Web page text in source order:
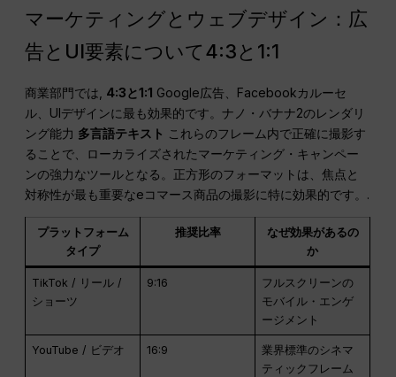
マーケティングとウェブデザイン：広
告とUI要素について4:3と1:1
商業部門では, 4:3と1:1 Google広告、Facebookカルーセ
ル、UIデザインに最も効果的です。ナノ・バナナ2のレンダリ
ング能力 多言語テキスト これらのフレーム内で正確に撮影す
ることで、ローカライズされたマーケティング・キャンペー
ンの強力なツールとなる。正方形のフォーマットは、焦点と
対称性が最も重要なeコマース商品の撮影に特に効果的です。.
プラットフォーム
タイプ
推奨比率
なぜ効果があるの
か
TikTok / リール /
ショーツ
9:16
フルスクリーンの
モバイル・エンゲ
ージメント
YouTube / ビデオ 16:9
業界標準のシネマ
ティックフレーム